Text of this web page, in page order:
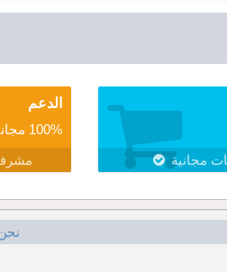
مجانية
الدعم
100% مجاني